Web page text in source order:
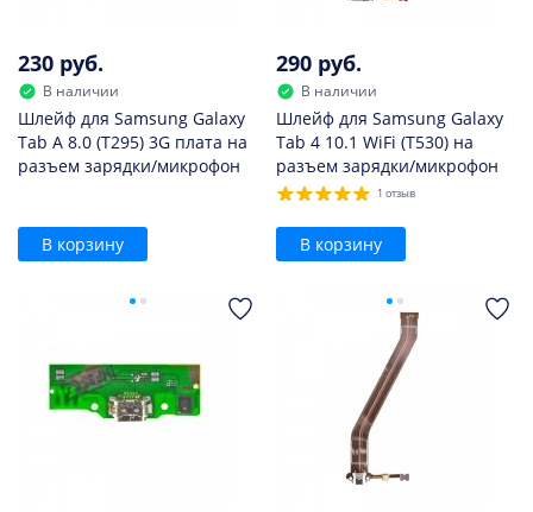
230 руб.
В наличии
Шлейф для Samsung Galaxy
Tab A 8.0 (T295) 3G плата на
разъем зарядки/микрофон
В корзину
290 руб.
В наличии
Шлейф для Samsung Galaxy
Tab 4 10.1 WiFi (T530) на
разъем зарядки/микрофон
1 отзыв
В корзину